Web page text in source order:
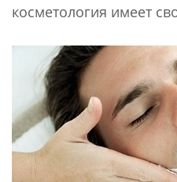
косметология имеет